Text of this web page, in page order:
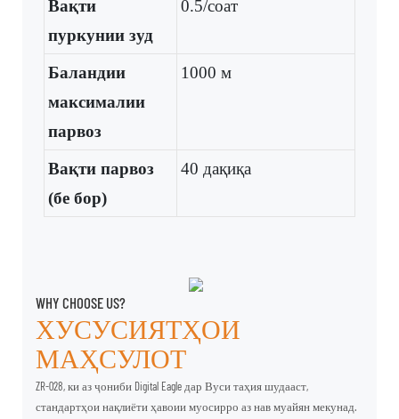
Вақти
пуркунии зуд
0.5/соат
Баландии
максималии
парвоз
1000 м
Вақти парвоз
(бе бор)
40 дақиқа
WHY CHOOSE US?
ХУСУСИЯТҲОИ
МАҲСУЛОТ
ZR-028, ки аз ҷониби Digital Eagle дар Вуси таҳия шудааст,
стандартҳои нақлиёти ҳавоии муосирро аз нав муайян мекунад.